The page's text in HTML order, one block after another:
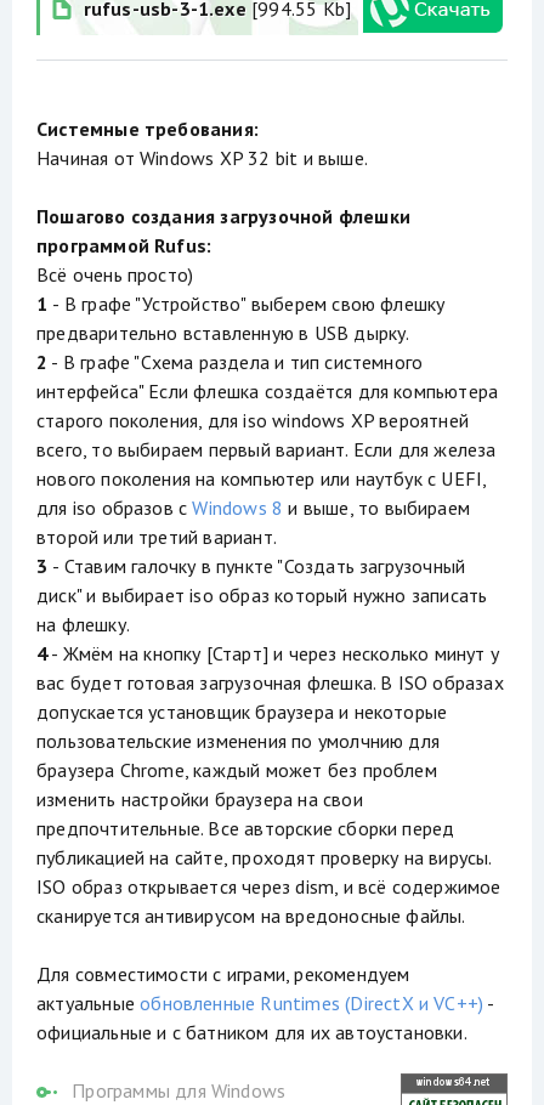
rufus-usb-3-1.exe[994.55 Kb]
Системные требования:
Начиная от Windows XP 32 bit и выше.
Пошагово создания загрузочной флешки
программой Rufus:
Всё очень просто)
1 - В графе "Устройство" выберем свою флешку
предварительно вставленную в USB дырку.
2 - В графе "Схема раздела и тип системного
интерфейса" Если флешка создаётся для компьютера
старого поколения, для iso windows XP вероятней
всего, то выбираем первый вариант. Если для железа
нового поколения на компьютер или наутбук с UEFI,
для iso образов сWindows 8 и выше, то выбираем
второй или третий вариант.
3 - Ставим галочку в пункте "Создать загрузочный
диск" и выбирает iso образ который нужно записать
на флешку.
4- Жмём на кнопку [Старт] и через несколько минут у
вас будет готовая загрузочная флешка. В ISO образах
допускается установщик браузера и некоторые
пользовательские изменения по умолчнию для
браузера Chrome, каждый может без проблем
изменить настройки браузера на свои
предпочтительные. Все авторские сборки перед
публикацией на сайте, проходят проверку на вирусы.
ISO образ открывается через dism, и всё содержимое
сканируется антивирусом на вредоносные файлы.
Для совместимости с играми, рекомендуем
актуальныеобновленные Runtimes (DirectX и VC++) -
официальные и с батником для их автоустановки.
Программы для Windows